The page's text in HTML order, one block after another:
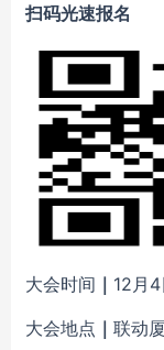
扫码光速报名
大会时间 ｜ 12月
大会地点 ｜ 联动